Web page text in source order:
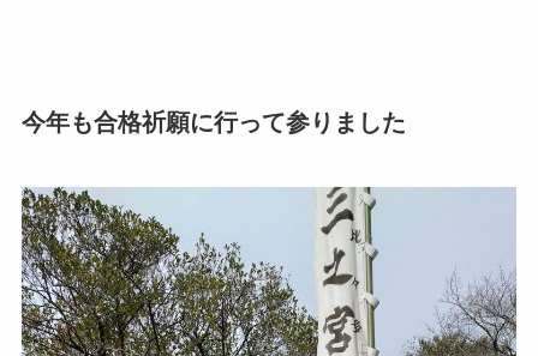
今年も合格祈願に行って参りました